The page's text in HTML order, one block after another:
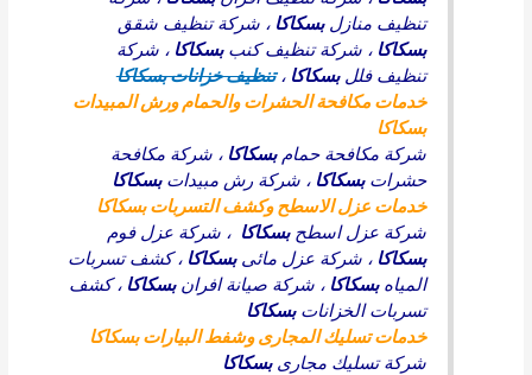
تنظيف منازلبسكاكا ،شركة تنظيف شقق
بسكاكا ،شركة تنظيف كنببسكاكا،شركة
تنظيف فللبسكاكا،تنظيف خزانات بسكاكا
خدمات مكافحة الحشرات والحمام ورش المبيدات
بسكاكا
شركة مكافحة حمامبسكاكا،شركة مكافحة
حشراتبسكاكا،شركة رش مبيداتبسكاكا
خدمات عزل الاسطح وكشف التسربات بسكاكا
شركة عزل اسطحبسكاكا ، شركة عزل فوم
بسكاكا،شركة عزل مائىبسكاكا ،كشف تسربات
المياهبسكاكا،شركة صيانة افرانبسكاكا،كشف
تسربات الخزاناتبسكاكا
خدمات تسليك المجارى وشفط البيارات بسكاكا
شركة تسليك مجارىبسكاكا